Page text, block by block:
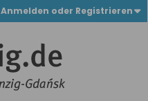
Anmelden oder Registrieren